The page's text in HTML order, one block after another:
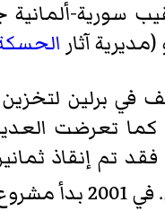
آثار
في برلين
كما تعرضت
تم إنقاذ
التالفة